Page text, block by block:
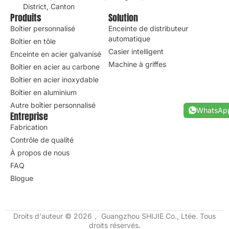
District, Canton
Produits
Boîtier personnalisé
Boîtier en tôle
Enceinte en acier galvanisé
Boîtier en acier au carbone
Boîtier en acier inoxydable
Boîtier en aluminium
Autre boîtier personnalisé
Solution
Enceinte de distributeur
automatique
Casier intelligent
Machine à griffes
Entreprise
Fabrication
Contrôle de qualité
À propos de nous
FAQ
Blogue
Droits d'auteur © 2026， Guangzhou SHIJIE Co., Ltée. Tous
droits réservés.